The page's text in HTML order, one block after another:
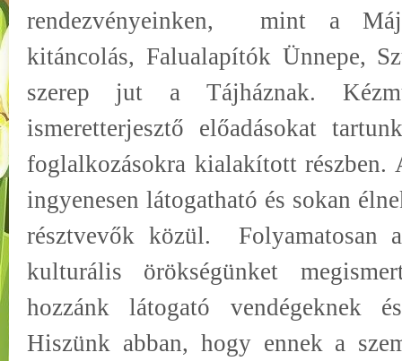
rendezvényeinken,
mint a
kitáncolás, Falualapítók Ünnepe,
szerep jut a Tájháznak.
ismeretterjesztő előadásokat
foglalkozásokra kialakított részben.
ingyenesen látogatható és sokan
résztvevők közül.
Folyamatosan
kulturális örökségünket
hozzánk látogató vendégeknek
Hiszünk abban, hogy ennek a